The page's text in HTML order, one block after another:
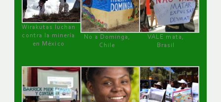
Wirakutas luchan
contra la minería
en México
No a Dominga,
Chile
VALE mata,
Brasil